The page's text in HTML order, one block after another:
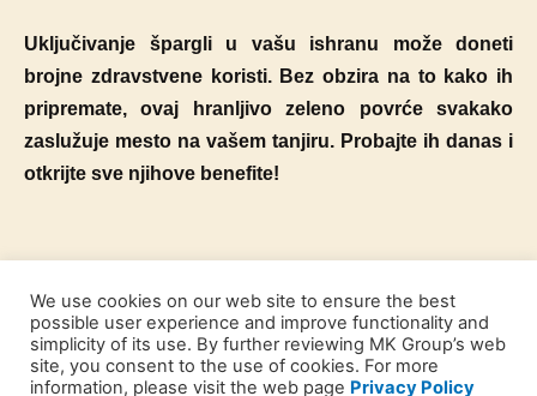
Uključivanje špargli u vašu ishranu može doneti
brojne zdravstvene koristi. Bez obzira na to kako ih
pripremate, ovaj hranljivo zeleno povrće svakako
zaslužuje mesto na vašem tanjiru. Probajte ih danas i
otkrijte sve njihove benefite!
We use cookies on our web site to ensure the best
possible user experience and improve functionality and
simplicity of its use. By further reviewing MK Group’s web
site, you consent to the use of cookies. For more
information, please visit the web page Privacy Policy